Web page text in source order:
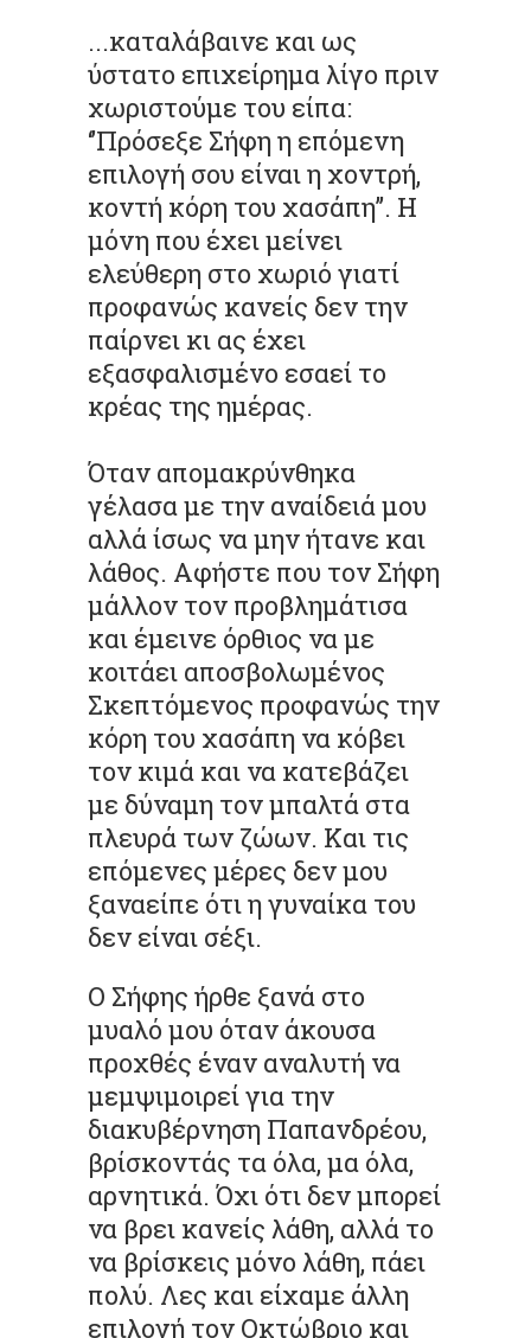
...καταλάβαινε και ως
ύστατο επιχείρημα λίγο πριν
χωριστούμε του είπα:
‘’Πρόσεξε Σήφη η επόμενη
επιλογή σου είναι η χοντρή,
κοντή κόρη του χασάπη’’. Η
μόνη που έχει μείνει
ελεύθερη στο χωριό γιατί
προφανώς κανείς δεν την
παίρνει κι ας έχει
εξασφαλισμένο εσαεί το
κρέας της ημέρας.
Όταν απομακρύνθηκα
γέλασα με την αναίδειά μου
αλλά ίσως να μην ήτανε και
λάθος. Αφήστε που τον Σήφη
μάλλον τον προβλημάτισα
και έμεινε όρθιος να με
κοιτάει αποσβολωμένος
Σκεπτόμενος προφανώς την
κόρη του χασάπη να κόβει
τον κιμά και να κατεβάζει
με δύναμη τον μπαλτά στα
πλευρά των ζώων. Και τις
επόμενες μέρες δεν μου
ξαναείπε ότι η γυναίκα του
δεν είναι σέξι.
Ο Σήφης ήρθε ξανά στο
μυαλό μου όταν άκουσα
προχθές έναν αναλυτή να
μεμψιμοιρεί για την
διακυβέρνηση Παπανδρέου,
βρίσκοντάς τα όλα, μα όλα,
αρνητικά. Όχι ότι δεν μπορεί
να βρει κανείς λάθη, αλλά το
να βρίσκεις μόνο λάθη, πάει
πολύ. Λες και είχαμε άλλη
επιλογή τον Οκτώβριο και